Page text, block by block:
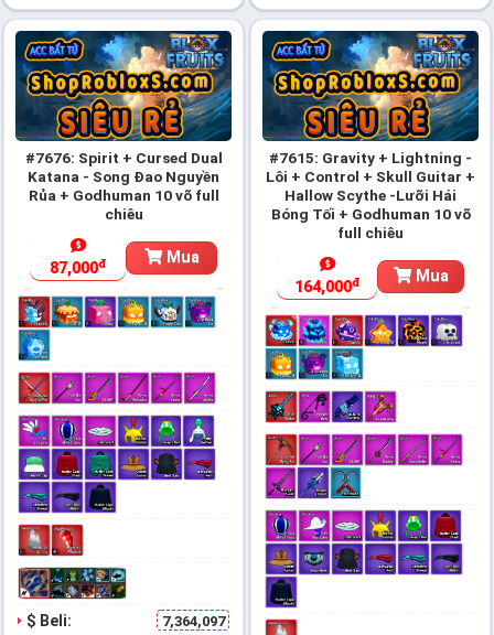
#7676: Spirit + Cursed Dual
Katana - Song Đao Nguyền
Rủa + Godhuman 10 võ full
chiêu
87,000đ Mua
$ Beli: 7,364,097
#7615: Gravity + Lightning -
Lôi + Control + Skull Guitar +
Hallow Scythe -Lưỡi Hái
Bóng Tối + Godhuman 10 võ
full chiêu
164,000đ Mua